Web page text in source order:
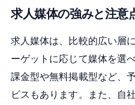
求人媒体の強みと注意
求人媒体は、比較的広い層
ーゲットに応じて媒体を選
課金型や無料掲載型など、
ビスもあります。また、自